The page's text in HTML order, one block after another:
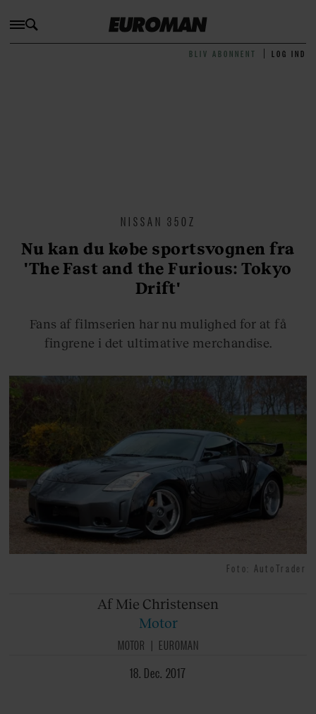
BLIV ABONNENT LOG IND
NISSAN 350Z
Nu kan du købe sportsvognen fra
'The Fast and the Furious: Tokyo
Drift'
Fans af filmserien har nu mulighed for at få
fingrene i det ultimative merchandise.
Foto: AutoTrader
Af Mie Christensen
Motor
MOTOR
EUROMAN
18. Dec. 2017